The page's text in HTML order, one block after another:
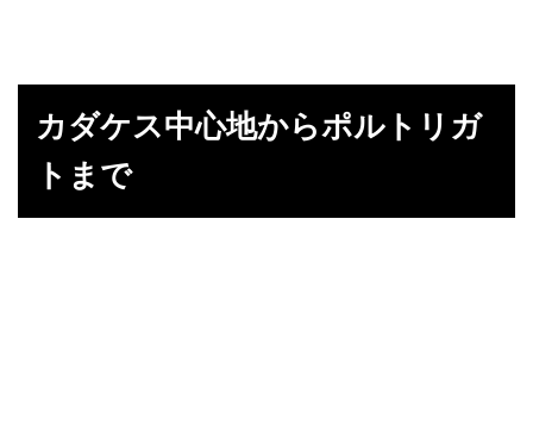
カダケス中心地からポルトリガ
トまで